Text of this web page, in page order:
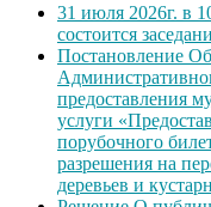
31 июля 2026г. в
состоится
Постановление
предоставления
услуги
порубочного
разрешения на
деревьев и